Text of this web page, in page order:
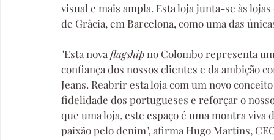
visual e mais ampla. Esta loja junta-se às
de Gràcia, em Barcelona, como uma das
"Esta nova flagship no Colombo representa
confiança dos nossos clientes e da ambição
Jeans. Reabrir esta loja com um novo
fidelidade dos portugueses e reforçar o
que uma loja, este espaço é uma montra
paixão pelo denim", afirma Hugo Martins,